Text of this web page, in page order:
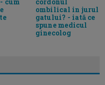
ombilical in jurul
gatului? - iată ce
spune medicul
ginecolog